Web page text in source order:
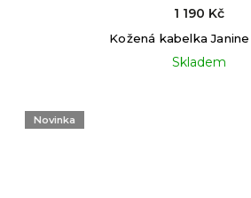
Kožená kabelka
Skladem
1 190 Kč
Novinka